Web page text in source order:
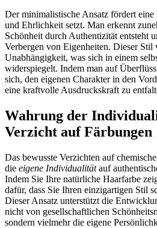
Der minimalistische Ansatz fördert
und Ehrlichkeit setzt. Man erkennt
Schönheit durch Authentizität entsteht
Verbergen von Eigenheiten. Dieser Stil
Unabhängigkeit, was sich in einem
widerspiegelt. Indem man auf
sich, den eigenen Charakter in den
eine kraftvolle Ausdruckskraft zu
Wahrung der
Verzicht auf Färbungen
Das bewusste Verzichten auf
die eigene Individualitätauf
Indem Sie Ihre natürliche Haarfarbe
dafür, dass Sie Ihren einzigartigen Stil
Dieser Ansatz unterstützt die
nicht von gesellschaftlichen
sondern vielmehr die eigene